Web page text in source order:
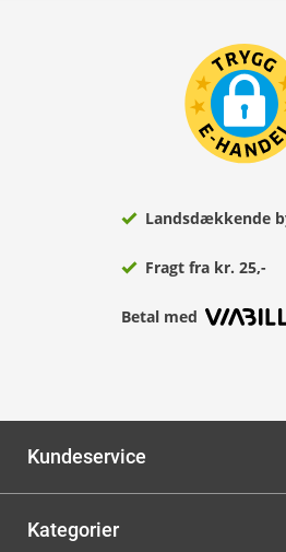
Landsdækkende
Fragt fra kr. 25,-
Betal med
Kundeservice
Kategorier